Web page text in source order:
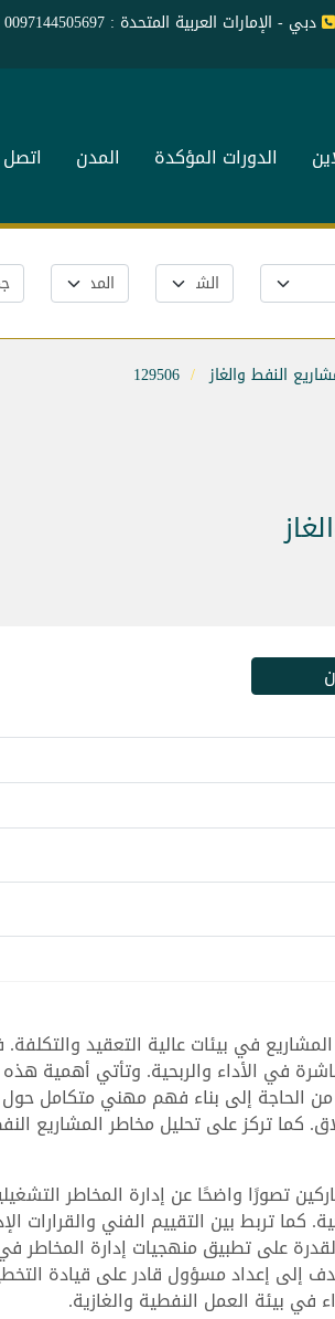
دبي - الإمارات العربية المتحدة : 0097144505697
الدورات المؤكدة المدن اتصل
النفط والغاز 129506
في بيئات عالية التعقيد
في الأداء والربحية. وتأتي أهمية هذه
من الحاجة إلى بناء فهم مهني متكامل حول
كما تركز على تحليل مخاطر المشاريع
تصورًا واضحًا عن إدارة المخاطر
تربط بين التقييم الفني والقرارات
على تطبيق منهجيات إدارة المخاطر
إلى إعداد مسؤول قادر على قيادة
في بيئة العمل النفطية والغازية.